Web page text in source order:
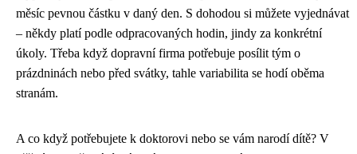
měsíc pevnou částku v daný den. S dohodou si můžete vyjednávat
– někdy platí podle odpracovaných hodin, jindy za konkrétní
úkoly. Třeba když dopravní firma potřebuje posílit tým o
prázdninách nebo před svátky, tahle variabilita se hodí oběma
stranám.
A co když potřebujete k doktorovi nebo se vám narodí dítě? V